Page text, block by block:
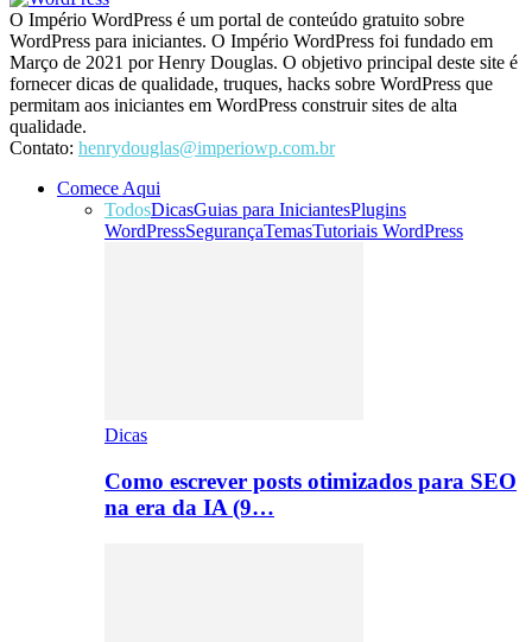
O Império WordPress é um portal de conteúdo gratuito sobre
WordPress para iniciantes. O Império WordPress foi fundado em
Março de 2021 por Henry Douglas. O objetivo principal deste site é
fornecer dicas de qualidade, truques, hacks sobre WordPress que
permitam aos iniciantes em WordPress construir sites de alta
qualidade.
Contato: henrydouglas@imperiowp.com.br
Comece Aqui
TodosDicasGuias para IniciantesPlugins
WordPressSegurançaTemasTutoriais WordPress
Dicas
Como escrever posts otimizados para SEO
na era da IA (9…